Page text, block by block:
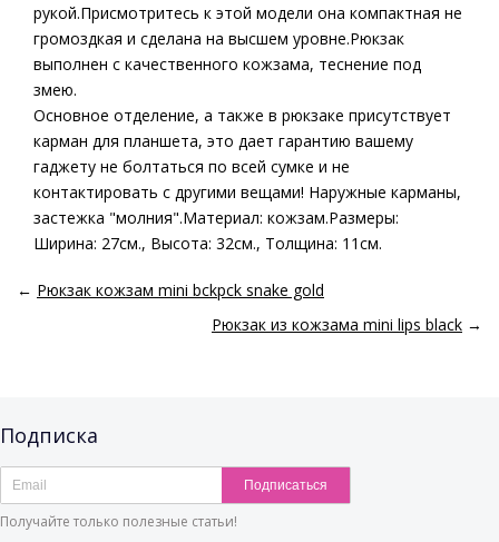
рукой.Присмотритесь к этой модели она компактная не
громоздкая и сделана на высшем уровне.Рюкзак
выполнен с качественного кожзама, теснение под
змею.
Основное отделение, а также в рюкзаке присутствует
карман для планшета, это дает гарантию вашему
гаджету не болтаться по всей сумке и не
контактировать с другими вещами! Наружные карманы,
застежка "молния".Материал: кожзам.Размеры:
Ширина: 27см., Высота: 32см., Толщина: 11см.
← Рюкзак кожзам mini bckpck snake gold
Рюкзак из кожзама mini lips black →
Подписка
Подписаться
Получайте только полезные статьи!